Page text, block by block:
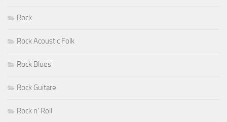
Rock
Rock Acoustic Folk
Rock Blues
Rock Guitare
Rock n' Roll